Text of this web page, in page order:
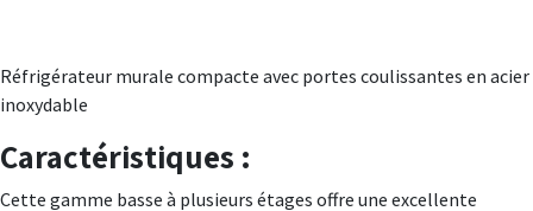
Réfrigérateur murale compacte avec portes coulissantes en acier
inoxydable
Caractéristiques :
Cette gamme basse à plusieurs étages offre une excellente